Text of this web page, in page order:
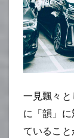
一見飄々
に「韻」
ていること